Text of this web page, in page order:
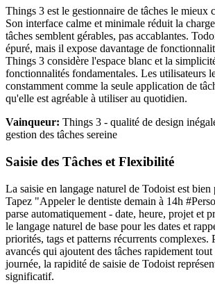
Things 3 est le gestionnaire de tâches le mieux
Son interface calme et minimale réduit la
tâches semblent gérables, pas accablantes.
épuré, mais il expose davantage de
Things 3 considère l'espace blanc et la
fonctionnalités fondamentales. Les utilisateurs
constamment comme la seule application de
qu'elle est agréable à utiliser au quotidien.
Vainqueur: Things 3 - qualité de design
gestion des tâches sereine
Saisie des Tâches et Flexibilité
La saisie en langage naturel de Todoist est bien
Tapez "Appeler le dentiste demain à 14h
parse automatiquement - date, heure, projet et
le langage naturel de base pour les dates et
priorités, tags et patterns récurrents complexes.
avancés qui ajoutent des tâches rapidement
journée, la rapidité de saisie de Todoist
significatif.